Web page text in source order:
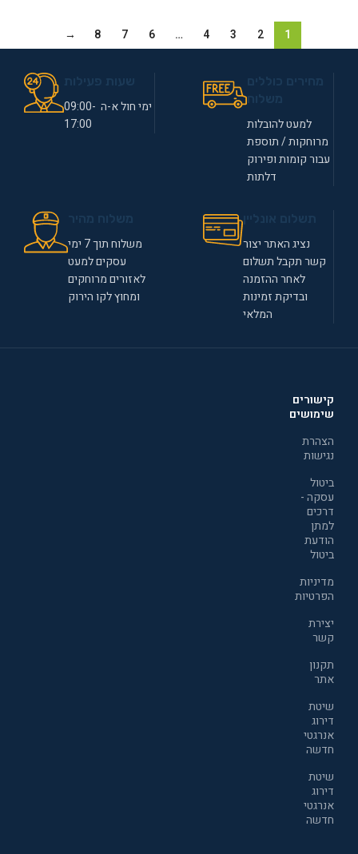
1
2
3
4
…
6
7
8
→
למעט להובלות
מרוחקות / תוספת
עבור קומות ופירוק
דלתות
ימי חול א-ה 09:00-
17:00
נציג האתר יצור
קשר תקבל תשלום
לאחר ההזמנה
ובדיקת זמינות
המלאי
משלוח תוך 7 ימי
עסקים למעט
לאזורים מרוחקים
ומחוץ לקו הירוק
קישורים
שימושים
הצהרת
נגישות
ביטול
עסקה -
דרכים
למתן
הודעת
ביטול
מדיניות
הפרטיות
יצירת
קשר
תקנון
אתר
שיטת
דירוג
אנרגטי
חדשה
שיטת
דירוג
אנרגטי
חדשה